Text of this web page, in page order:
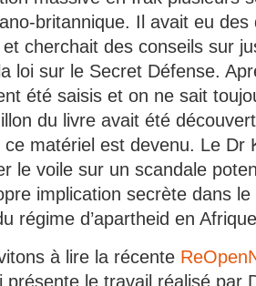
britannique. Il avait eu
cherchait des conseils sur
loi sur le Secret Défense.
été saisis et on ne sait
du livre avait été
matériel est devenu. Le Dr
le voile sur un scandale
implication secrète dans
régime d’apartheid en
à lire la récente
présente le travail réalisé par